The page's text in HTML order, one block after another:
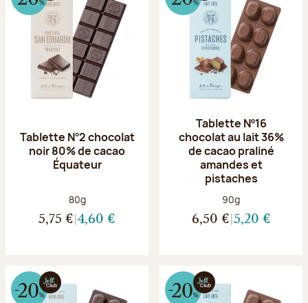
Tablette N°2 chocolat
noir 80% de cacao
Équateur
Poids net :
80g
5,75 € 4,60 €
Tablette Nº16
chocolat au lait 36%
de cacao praliné
amandes et
pistaches
Poids net :
90g
6,50 € 5,20 €